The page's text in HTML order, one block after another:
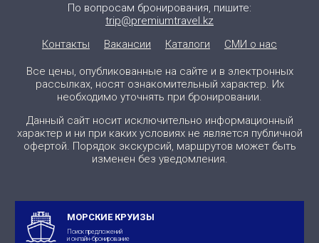
По вопросам бронирования, пишите:
trip@premiumtravel.kz
Контакты
Вакансии Каталоги СМИ о нас
Все цены, опубликованные на сайте и в электронных
рассылках, носят ознакомительный характер. Их
необходимо уточнять при бронировании.
Данный сайт носит исключительно информационный
характер и ни при каких условиях не является публичной
офертой. Порядок экскурсий, маршрутов может быть
изменен без уведомления.
МОРСКИЕ КРУИЗЫ
Поиск предложений
и онлайн-бронирование